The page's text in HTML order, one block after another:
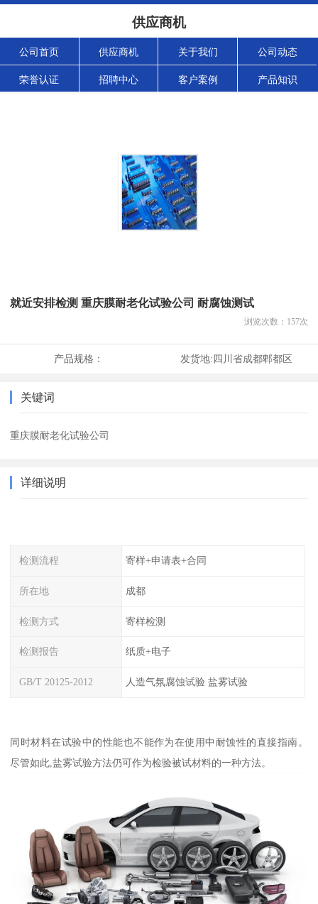
供应商机
公司首页 供应商机 关于我们 公司动态
荣誉认证 招聘中心 客户案例 产品知识
就近安排检测 重庆膜耐老化试验公司 耐腐蚀测试
浏览次数： 157次
产品规格： 发货地:四川省成都郫都区
关键词
重庆膜耐老化试验公司
详细说明
检测流程 寄样+申请表+合同
所在地 成都
检测方式 寄样检测
检测报告 纸质+电子
GB/T 20125-2012 人造气氛腐蚀试验 盐雾试验
同时材料在试验中的性能也不能作为在使用中耐蚀性的直接指南。
尽管如此,盐雾试验方法仍可作为检验被试材料的一种方法。